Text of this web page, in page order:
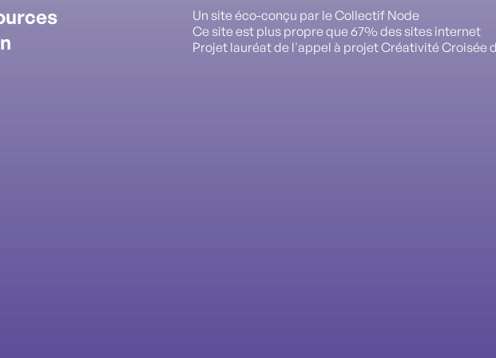
Un site éco-conçu par le Collectif Node
Ce site est plus propre que 67% des sites internet
Projet lauréat de l'appel à projet Créativité Croisée